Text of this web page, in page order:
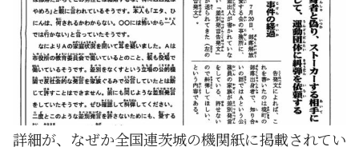
詳細が、なぜか全国連茨城の機関紙に掲載されてい